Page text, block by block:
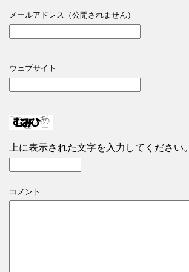
メールアドレス（公開されません）
ウェブサイト
上に表示された文字を入力してください。
コメント